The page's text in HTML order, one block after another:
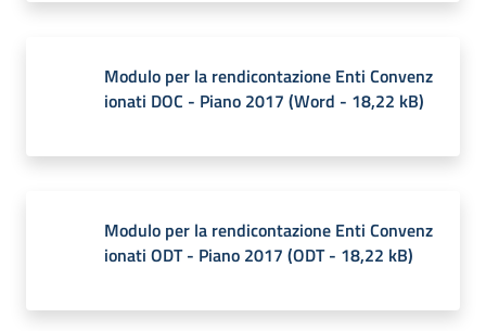
Modulo per la rendicontazione Enti Convenz
ionati DOC - Piano 2017 (Word - 18,22 kB)
Modulo per la rendicontazione Enti Convenz
ionati ODT - Piano 2017 (ODT- 18,22 kB)